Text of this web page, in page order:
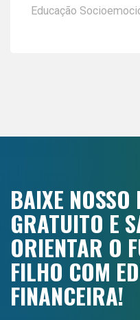
Educação
BAIXE NOSSO
GRATUITO E
ORIENTAR O
FILHO COM
FINANCEIRA!